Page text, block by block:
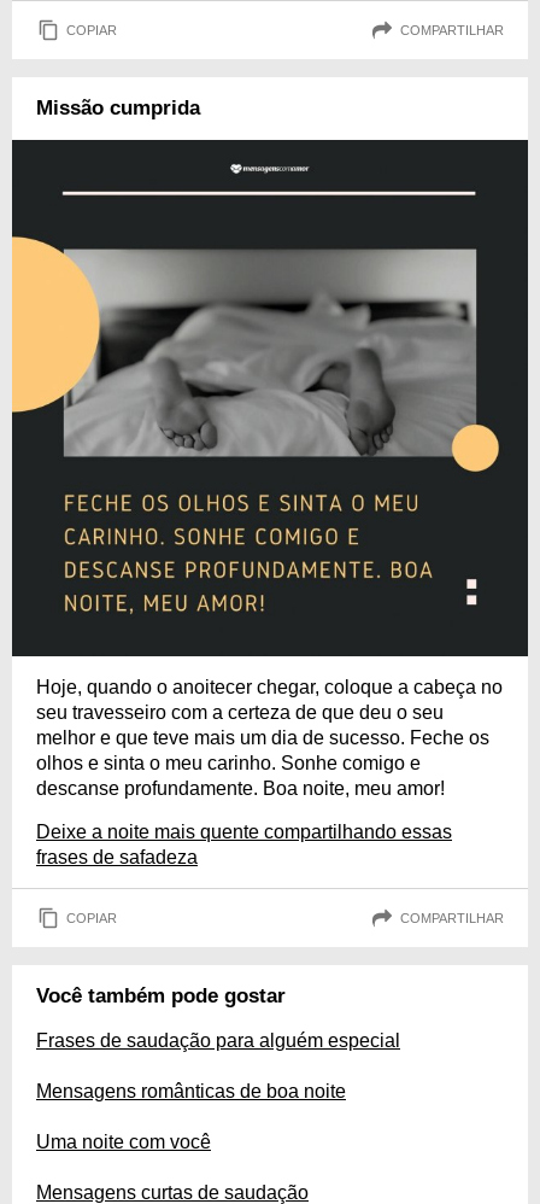
COPIAR COMPARTILHAR
Missão cumprida
Hoje, quando o anoitecer chegar, coloque a cabeça no
seu travesseiro com a certeza de que deu o seu
melhor e que teve mais um dia de sucesso. Feche os
olhos e sinta o meu carinho. Sonhe comigo e
descanse profundamente. Boa noite, meu amor!
Deixe a noite mais quente compartilhando essas
frases de safadeza
COPIAR COMPARTILHAR
Você também pode gostar
Frases de saudação para alguém especial
Mensagens românticas de boa noite
Uma noite com você
Mensagens curtas de saudação